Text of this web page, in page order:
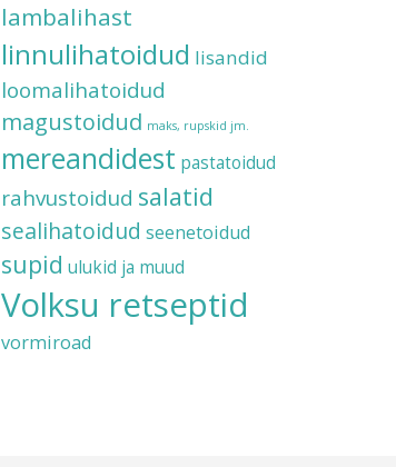
lambalihast
linnulihatoidud lisandid
loomalihatoidud
magustoidud maks, rupskid jm.
mereandidest pastatoidud
rahvustoidud salatid
sealihatoidud seenetoidud
supid ulukid ja muud
Volksu retseptid
vormiroad